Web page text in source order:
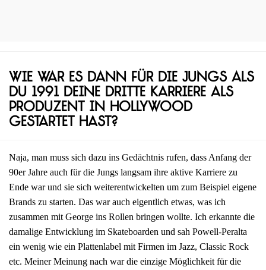
Wie war es dann für die Jungs als
du 1991 deine dritte Karriere als
Produzent in Hollywood
gestartet hast?
Naja, man muss sich dazu ins Gedächtnis rufen, dass Anfang der
90er Jahre auch für die Jungs langsam ihre aktive Karriere zu
Ende war und sie sich weiterentwickelten um zum Beispiel eigene
Brands zu starten. Das war auch eigentlich etwas, was ich
zusammen mit George ins Rollen bringen wollte. Ich erkannte die
damalige Entwicklung im Skateboarden und sah Powell-Peralta
ein wenig wie ein Plattenlabel mit Firmen im Jazz, Classic Rock
etc. Meiner Meinung nach war die einzige Möglichkeit für die